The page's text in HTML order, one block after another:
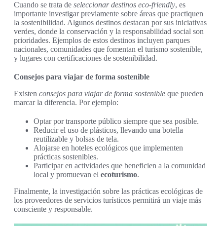
Cuando se trata de seleccionar destinos eco-friendly, es
importante investigar previamente sobre áreas que practiquen
la sostenibilidad. Algunos destinos destacan por sus iniciativas
verdes, donde la conservación y la responsabilidad social son
prioridades. Ejemplos de estos destinos incluyen parques
nacionales, comunidades que fomentan el turismo sostenible,
y lugares con certificaciones de sostenibilidad.
Consejos para viajar de forma sostenible
Existen consejos para viajar de forma sostenible que pueden
marcar la diferencia. Por ejemplo:
Optar por transporte público siempre que sea posible.
Reducir el uso de plásticos, llevando una botella
reutilizable y bolsas de tela.
Alojarse en hoteles ecológicos que implementen
prácticas sostenibles.
Participar en actividades que beneficien a la comunidad
local y promuevan el ecoturismo.
Finalmente, la investigación sobre las prácticas ecológicas de
los proveedores de servicios turísticos permitirá un viaje más
consciente y responsable.